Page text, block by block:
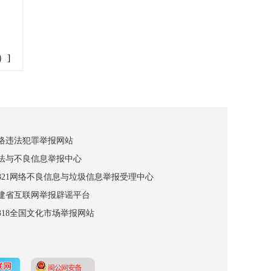
]
违法犯罪举报网站
与不良信息举报中心
网络不良信息与垃圾信息举报受理中心
省互联网举报辟谣平台
全国文化市场举报网站